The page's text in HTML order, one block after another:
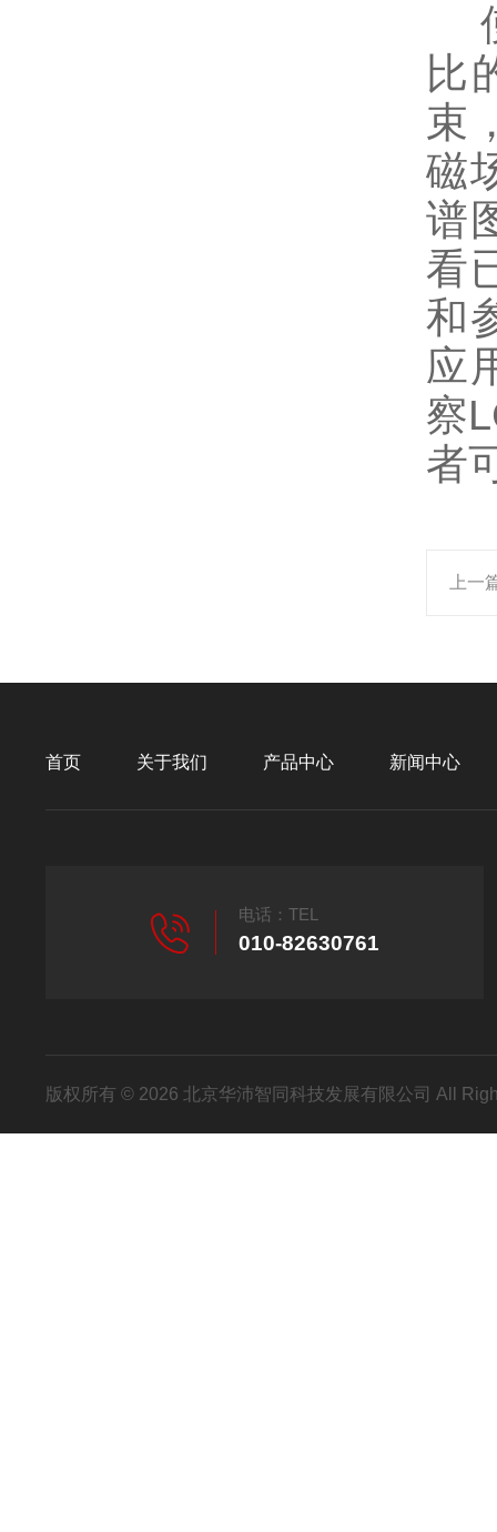
比
束
磁
谱
看
和
应
察
者
上一
首页 关于我们 产品中心 新闻中心
电话：TEL
010-82630761
版权所有 © 2026 北京华沛智同科技发展有限公司 All